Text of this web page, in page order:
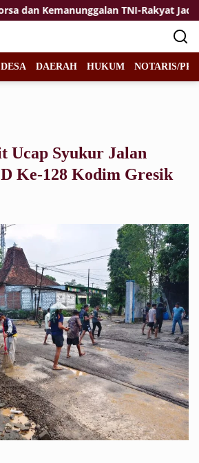
Kemanunggalan TNI-Rakyat Jadi
DESA DAERAH HUKUM NOTARIS/
Ucap Syukur Jalan
Ke-128 Kodim Gresik